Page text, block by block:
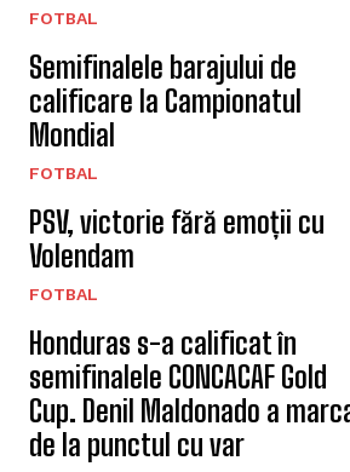
FOTBAL
Semifinalele barajului de
calificare la Campionatul
Mondial
FOTBAL
PSV, victorie fără emoții cu
Volendam
FOTBAL
Honduras s-a calificat în
semifinalele CONCACAF Gold
Cup. Denil Maldonado a
de la punctul cu var